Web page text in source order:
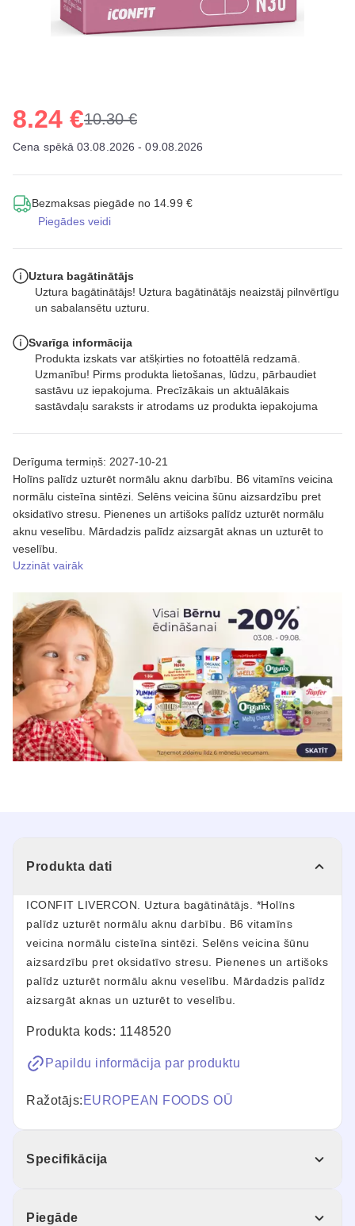
8.24 €10.30 €
Cena spēkā 03.08.2026 - 09.08.2026
Bezmaksas piegāde no 14.99 €
Piegādes veidi
Derīguma termiņš: 2027-10-21
Holīns palīdz uzturēt normālu aknu darbību. B6 vitamīns veicina
normālu cisteīna sintēzi. Selēns veicina šūnu aizsardzību pret
oksidatīvo stresu. Pienenes un artišoks palīdz uzturēt normālu
aknu veselību. Mārdadzis palīdz aizsargāt aknas un uzturēt to
veselību.
Uzzināt vairāk
Uztura bagātinātājs
Uztura bagātinātājs! Uztura bagātinātājs neaizstāj pilnvērtīgu
un sabalansētu uzturu.
Svarīga informācija
Produkta izskats var atšķirties no fotoattēlā redzamā.
Uzmanību! Pirms produkta lietošanas, lūdzu, pārbaudiet
sastāvu uz iepakojuma. Precīzākais un aktuālākais
sastāvdaļu saraksts ir atrodams uz produkta iepakojuma
Produkta dati
ICONFIT LIVERCON. Uztura bagātinātājs. *Holīns
palīdz uzturēt normālu aknu darbību. B6 vitamīns
veicina normālu cisteīna sintēzi. Selēns veicina šūnu
aizsardzību pret oksidatīvo stresu. Pienenes un artišoks
palīdz uzturēt normālu aknu veselību. Mārdadzis palīdz
aizsargāt aknas un uzturēt to veselību.
Produkta kods: 1148520
Papildu informācija par produktu
Ražotājs: EUROPEAN FOODS OŪ
Specifikācija
Piegāde